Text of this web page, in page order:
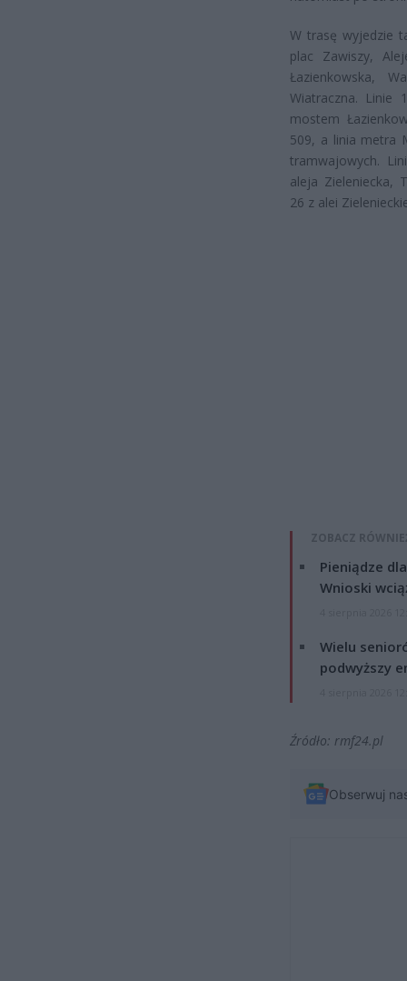
W trasę wyjedzie
plac Zawiszy,
Łazienkowska,
Wiatraczna.
mostem
509, a linia metra
tramwajowych.
aleja Zieleniecka,
26 z alei
ZOBACZ
Pieniądze
Wnioski
Wielu
podwyższy
Źródło: rmf24.pl
Obserwuj